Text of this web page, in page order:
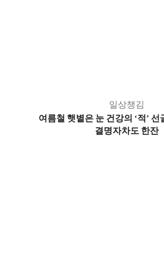
일상챙김
여름철 햇볕은 눈 건강의 ‘적’ 선
결명자차도 한잔